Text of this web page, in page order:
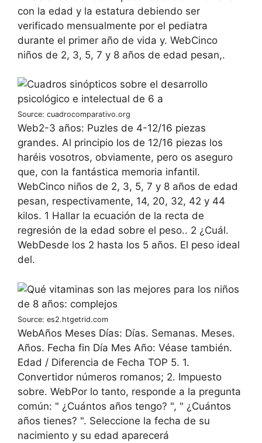
con la edad y la estatura debiendo ser
verificado mensualmente por el pediatra
durante el primer año de vida y. WebCinco
niños de 2, 3, 5, 7 y 8 años de edad pesan,.
Source: cuadrocomparativo.org
Web2-3 años: Puzles de 4-12/16 piezas
grandes. Al principio los de 12/16 piezas los
haréis vosotros, obviamente, pero os aseguro
que, con la fantástica memoria infantil.
WebCinco niños de 2, 3, 5, 7 y 8 años de edad
pesan, respectivamente, 14, 20, 32, 42 y 44
kilos. 1 Hallar la ecuación de la recta de
regresión de la edad sobre el peso.. 2 ¿Cuál.
WebDesde los 2 hasta los 5 años. El peso ideal
del.
Source: es2.htgetrid.com
WebAños Meses Días: Días. Semanas. Meses.
Años. Fecha fin Día Mes Año: Véase también.
Edad / Diferencia de Fecha TOP 5. 1.
Convertidor números romanos; 2. Impuesto
sobre. WebPor lo tanto, responde a la pregunta
común: " ¿Cuántos años tengo? ", " ¿Cuántos
años tienes? ". Seleccione la fecha de su
nacimiento y su edad aparecerá